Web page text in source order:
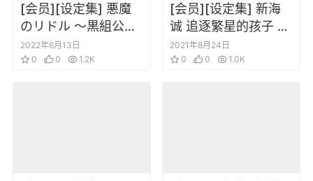
[会员][设定集] 悪魔
のリドル ～黒組公式
ガイドブック～
2022年6月13日
0
0 1.2K
[会员][设定集] 新海
诚 追逐繁星的孩子 中
文设定集
2021年8月24日
0
0 1.0K